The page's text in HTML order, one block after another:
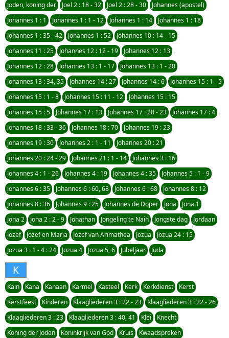
Joden, koning der
Joel 2 : 18 - 32 Joel 2 : 28 - 30
Johannes (apostel)
Johannes 1 : 1
Johannes 1 : 1 - 12 Johannes 1 : 14
Johannes 1 : 18
Johannes 1 : 35 - 42
Johannes 1 : 52
Johannes 10 : 14 - 15
Johannes 11 : 25
Johannes 12 : 12 - 19
Johannes 12 : 13
Johannes 12 : 28
Johannes 13 : 1 - 17
Johannes 13 : 1 - 20
Johannes 13 : 34, 35
Johannes 14 : 27 Johannes 14 : 6
Johannes 15 : 1 - 5
Johannes 15 : 1 - 8
Johannes 15 : 11 - 12
Johannes 15 : 15
Johannes 15 : 5
Johannes 17 : 13 Johannes 17 : 20 - 23
Johannes 17 : 4
Johannes 18 : 33 - 36
Johannes 18 : 70
Johannes 19 : 23
Johannes 19 : 30
Johannes 2 : 1 - 11
Johannes 20 : 21
Johannes 20 : 24 - 29
Johannes 21 : 1 - 14
Johannes 3 : 16
Johannes 4 : 1 - 26
Johannes 4 : 19 Johannes 4 : 35
Johannes 5 : 1 - 9
Johannes 6 : 35
Johannes 6 : 60, 68 Johannes 6 : 68
Johannes 8 : 12
Johannes 8 : 36
Johannes 9 : 25 Johannes de Doper Jona
Jona 1
Jona 2
Jona 2 : 2 - 9 Jonathan Jongeling te Nain Jongste dag
Jordaan
Jozef
Jozef en Maria Jozef van Arimathea Jozua
Jozua 24 : 15
Jozua 3 : 1 - 4 : 24
Jozua 4 Jozua 5, 6 Jubeljaar Juda
K
Kain Kana Kanaan Karmel Kasteel Kerk Kerkdienst
Kerst
Kerstfeest
Kinderen Klaagliederen 3 : 22 - 23
Klaagliederen 3 : 22 - 26
Klaagliederen 3 : 23
Klaagliederen 3 : 40, 41 Klei
Knecht
Koning der Joden
Koninkrijk van God Kruis
Kwaadspreken